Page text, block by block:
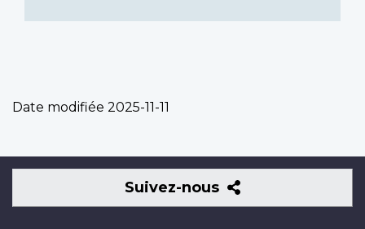
Date modifiée 2025-11-11
Suivez-nous
Suivez-
nous